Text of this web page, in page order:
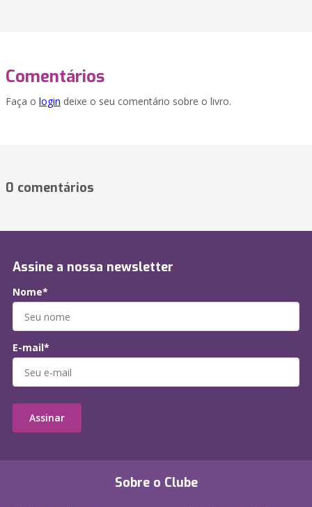
Comentários
Faça o login deixe o seu comentário sobre o livro.
0 comentários
Sobre o Clube
Assine a nossa newsletter
Nome*
E-mail*
Assinar